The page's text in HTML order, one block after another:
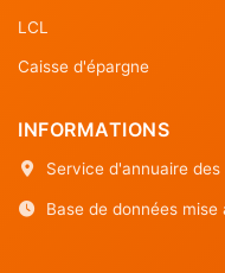
LCL
Caisse d'épargne
INFORMATIONS
Service d'annuaire
Base de données